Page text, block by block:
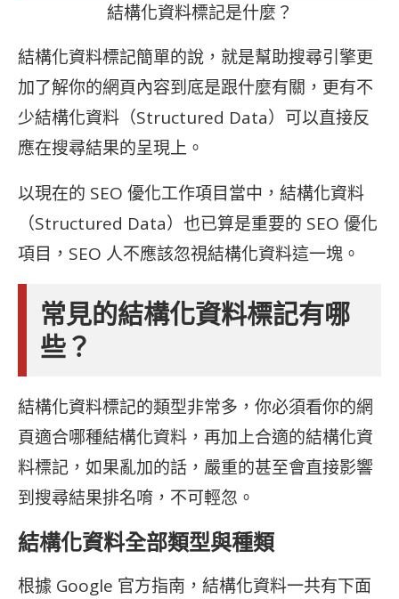
結構化資料標記是什麼？
結構化資料標記簡單的說，就是幫助搜尋引擎更
加了解你的網頁內容到底是跟什麼有關，更有不
少結構化資料（Structured Data）可以直接反
應在搜尋結果的呈現上。
以現在的 SEO 優化工作項目當中，結構化資料
（Structured Data）也已算是重要的 SEO 優化
項目，SEO 人不應該忽視結構化資料這一塊。
常見的結構化資料標記有哪
些？
結構化資料標記的類型非常多，你必須看你的網
頁適合哪種結構化資料，再加上合適的結構化資
料標記，如果亂加的話，嚴重的甚至會直接影響
到搜尋結果排名唷，不可輕忽。
結構化資料全部類型與種類
根據 Google 官方指南，結構化資料一共有下面